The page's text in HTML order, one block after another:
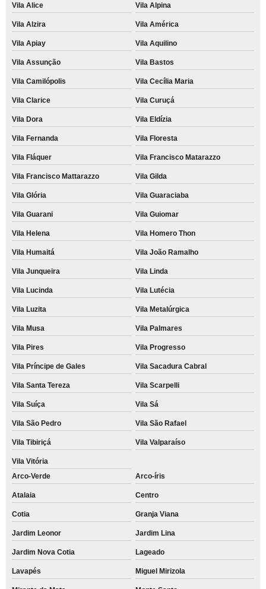
Vila Alice Vila Alpina
Vila Alzira Vila América
Vila Apiay Vila Aquilino
Vila Assunção Vila Bastos
Vila Camilópolis Vila Cecília Maria
Vila Clarice Vila Curuçá
Vila Dora Vila Eldízia
Vila Fernanda Vila Floresta
Vila Fláquer Vila Francisco Matarazzo
Vila Francisco Mattarazzo Vila Gilda
Vila Glória Vila Guaraciaba
Vila Guarani Vila Guiomar
Vila Helena Vila Homero Thon
Vila Humaitá Vila João Ramalho
Vila Junqueira Vila Linda
Vila Lucinda Vila Lutécia
Vila Luzita Vila Metalúrgica
Vila Musa Vila Palmares
Vila Pires Vila Progresso
Vila Príncipe de Gales Vila Sacadura Cabral
Vila Santa Tereza Vila Scarpelli
Vila Suíça Vila Sá
Vila São Pedro Vila São Rafael
Vila Tibiriçá Vila Valparaíso
Vila Vitória
Arco-Verde
Arco-íris
Atalaia Centro
Cotia Granja Viana
Jardim Leonor Jardim Lina
Jardim Nova Cotia Lageado
Lavapés Miguel Mirizola